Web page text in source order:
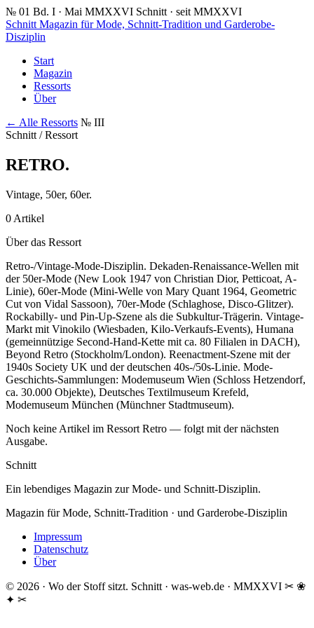
№ 01 Bd. I · Mai MMXXVI Schnitt · seit MMXXVI
Schnitt Magazin für Mode, Schnitt-Tradition und Garderobe-
Disziplin
Start
Magazin
Ressorts
Über
← Alle Ressorts № III
Schnitt / Ressort
RETRO.
Vintage, 50er, 60er.
0 Artikel
Über das Ressort
Retro-/Vintage-Mode-Disziplin. Dekaden-Renaissance-Wellen mit
der 50er-Mode (New Look 1947 von Christian Dior, Petticoat, A-
Linie), 60er-Mode (Mini-Welle von Mary Quant 1964, Geometric
Cut von Vidal Sassoon), 70er-Mode (Schlaghose, Disco-Glitzer).
Rockabilly- und Pin-Up-Szene als die Subkultur-Trägerin. Vintage-
Markt mit Vinokilo (Wiesbaden, Kilo-Verkaufs-Events), Humana
(gemeinnützige Second-Hand-Kette mit ca. 80 Filialen in DACH),
Beyond Retro (Stockholm/London). Reenactment-Szene mit der
1940s Society UK und der deutschen 40s-/50s-Linie. Mode-
Geschichts-Sammlungen: Modemuseum Wien (Schloss Hetzendorf,
ca. 30.000 Objekte), Deutsches Textilmuseum Krefeld,
Modemuseum München (Münchner Stadtmuseum).
Noch keine Artikel im Ressort Retro — folgt mit der nächsten
Ausgabe.
Schnitt
Ein lebendiges Magazin zur Mode- und Schnitt-Disziplin.
Magazin für Mode, Schnitt-Tradition · und Garderobe-Disziplin
Impressum
Datenschutz
Über
© 2026 · Wo der Stoff sitzt. Schnitt · was-web.de · MMXXVI ✂ ❀
✦ ✂